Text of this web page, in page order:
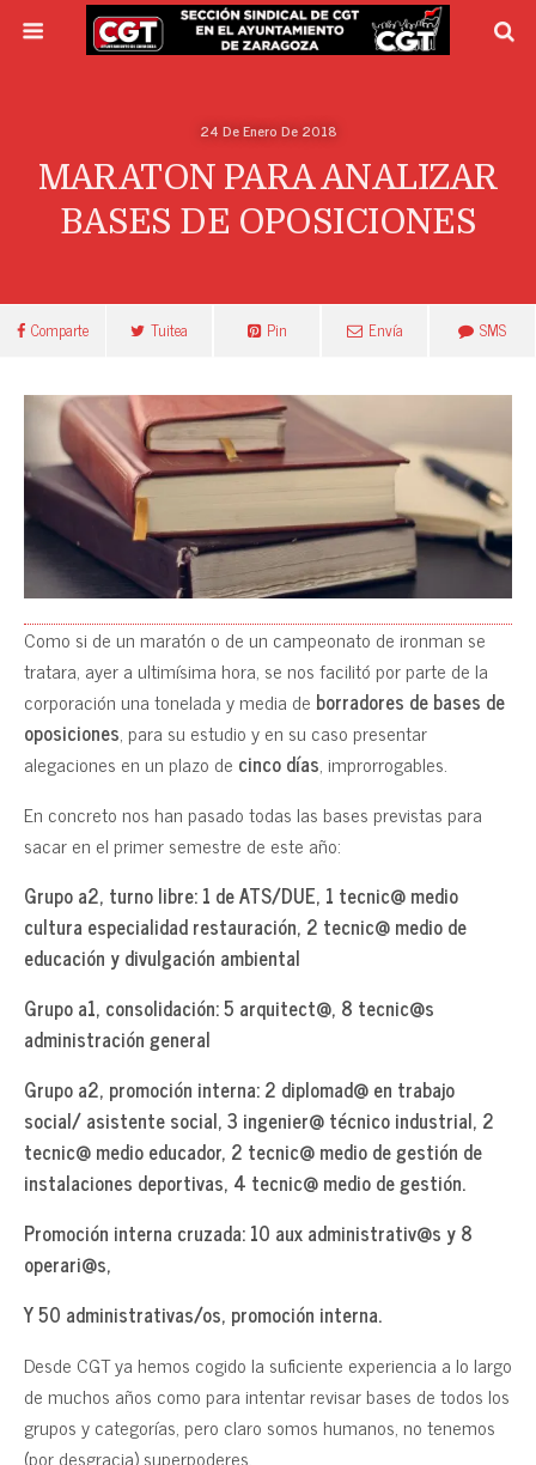
24 De Enero De 2018
MARATON PARA ANALIZAR
BASES DE OPOSICIONES
Comparte Tuitea Pin Envía SMS
Como si de un maratón o de un campeonato de ironman se
tratara, ayer a ultimísima hora, se nos facilitó por parte de la
corporación una tonelada y media de borradores de bases de
oposiciones, para su estudio y en su caso presentar
alegaciones en un plazo de cinco días, improrrogables.
En concreto nos han pasado todas las bases previstas para
sacar en el primer semestre de este año:
Grupo a2, turno libre: 1 de ATS/DUE, 1 tecnic@ medio
cultura especialidad restauración, 2 tecnic@ medio de
educación y divulgación ambiental
Grupo a1, consolidación: 5 arquitect@, 8 tecnic@s
administración general
Grupo a2, promoción interna: 2 diplomad@ en trabajo
social/ asistente social, 3 ingenier@ técnico industrial, 2
tecnic@ medio educador, 2 tecnic@ medio de gestión de
instalaciones deportivas, 4 tecnic@ medio de gestión.
Promoción interna cruzada: 10 aux administrativ@s y 8
operari@s,
Y 50 administrativas/os, promoción interna.
Desde CGT ya hemos cogido la suficiente experiencia a lo largo
de muchos años como para intentar revisar bases de todos los
grupos y categorías, pero claro somos humanos, no tenemos
(por desgracia) superpoderes.